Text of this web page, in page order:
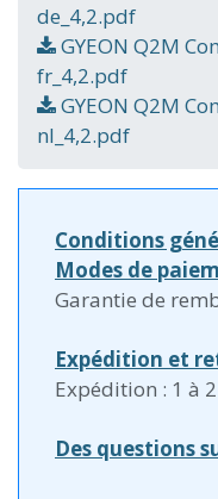
de_4,2.pdf
GYEON Q2M
fr_4,2.pdf
GYEON Q2M
nl_4,2.pdf
Conditions
Modes de
Garantie de
Expédition et
Expédition : 1 à
Des questions